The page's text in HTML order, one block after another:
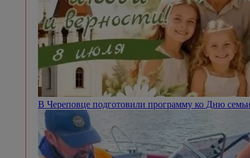
В Череповце подготовили программу ко Дню